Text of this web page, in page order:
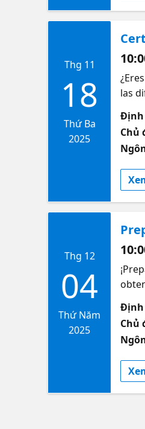
Thg 11
18
Thứ Ba
2025
las
en
Định
Chủ
Thg 12
04
Thứ Năm
2025
Định
Chủ